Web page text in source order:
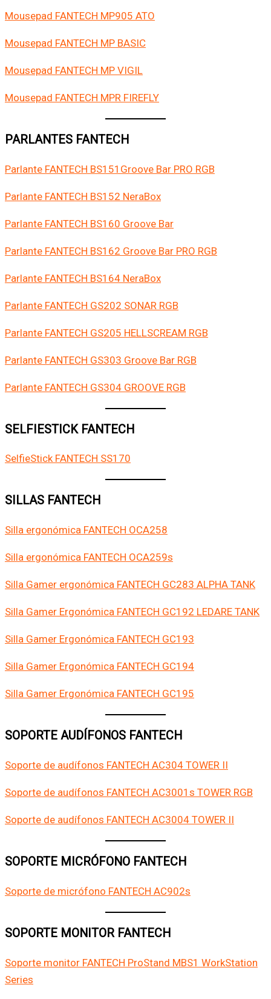
Mousepad FANTECH MP905 ATO
Mousepad FANTECH MP BASIC
Mousepad FANTECH MP VIGIL
Mousepad FANTECH MPR FIREFLY
PARLANTES FANTECH
Parlante FANTECH BS151Groove Bar PRO RGB
Parlante FANTECH BS152 NeraBox
Parlante FANTECH BS160 Groove Bar
Parlante FANTECH BS162 Groove Bar PRO RGB
Parlante FANTECH BS164 NeraBox
Parlante FANTECH GS202 SONAR RGB
Parlante FANTECH GS205 HELLSCREAM RGB
Parlante FANTECH GS303 Groove Bar RGB
Parlante FANTECH GS304 GROOVE RGB
SELFIESTICK FANTECH
SelfieStick FANTECH SS170
SILLAS FANTECH
Silla ergonómica FANTECH OCA258
Silla ergonómica FANTECH OCA259s
Silla Gamer ergonómica FANTECH GC283 ALPHA TANK
Silla Gamer Ergonómica FANTECH GC192 LEDARE TANK
Silla Gamer Ergonómica FANTECH GC193
Silla Gamer Ergonómica FANTECH GC194
Silla Gamer Ergonómica FANTECH GC195
SOPORTE AUDÍFONOS FANTECH
Soporte de audífonos FANTECH AC304 TOWER II
Soporte de audífonos FANTECH AC3001s TOWER RGB
Soporte de audífonos FANTECH AC3004 TOWER II
SOPORTE MICRÓFONO FANTECH
Soporte de micrófono FANTECH AC902s
SOPORTE MONITOR FANTECH
Soporte monitor FANTECH ProStand MBS1 WorkStation
Series